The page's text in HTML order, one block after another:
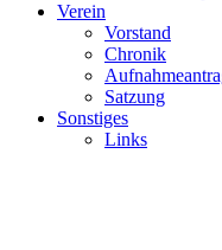
Verein
Vorstand
Chronik
Satzung
Sonstiges
Links